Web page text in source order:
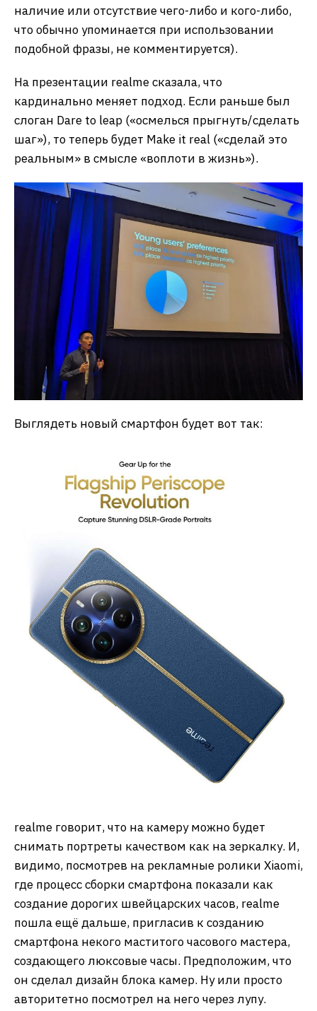
наличие или отсутствие чего-либо и кого-либо,
что обычно упоминается при использовании
подобной фразы, не комментируется).
На презентации realme сказала, что
кардинально меняет подход. Если раньше был
слоган Dare to leap («осмелься прыгнуть/сделать
шаг»), то теперь будет Make it real («сделай это
реальным» в смысле «воплоти в жизнь»).
Выглядеть новый смартфон будет вот так:
realme говорит, что на камеру можно будет
снимать портреты качеством как на зеркалку. И,
видимо, посмотрев на рекламные ролики Xiaomi,
где процесс сборки смартфона показали как
создание дорогих швейцарских часов, realme
пошла ещё дальше, пригласив к созданию
смартфона некого маститого часового мастера,
создающего люксовые часы. Предположим, что
он сделал дизайн блока камер. Ну или просто
авторитетно посмотрел на него через лупу.